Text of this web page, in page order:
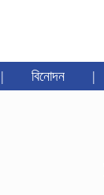
| বিনোদন |